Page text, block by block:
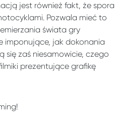
jest również fakt, że spora
Pozwala mieć to
świata gry
imponujące, jak dokonania
się zaś niesamowicie, czego
prezentujące grafikę